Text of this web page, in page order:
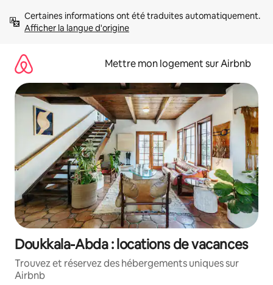
directement
Afficher la langue d'origine
Mettre mon logement sur Airbnb
Doukkala-Abda : locations de vacances
Trouvez et réservez des hébergements uniques sur
Airbnb